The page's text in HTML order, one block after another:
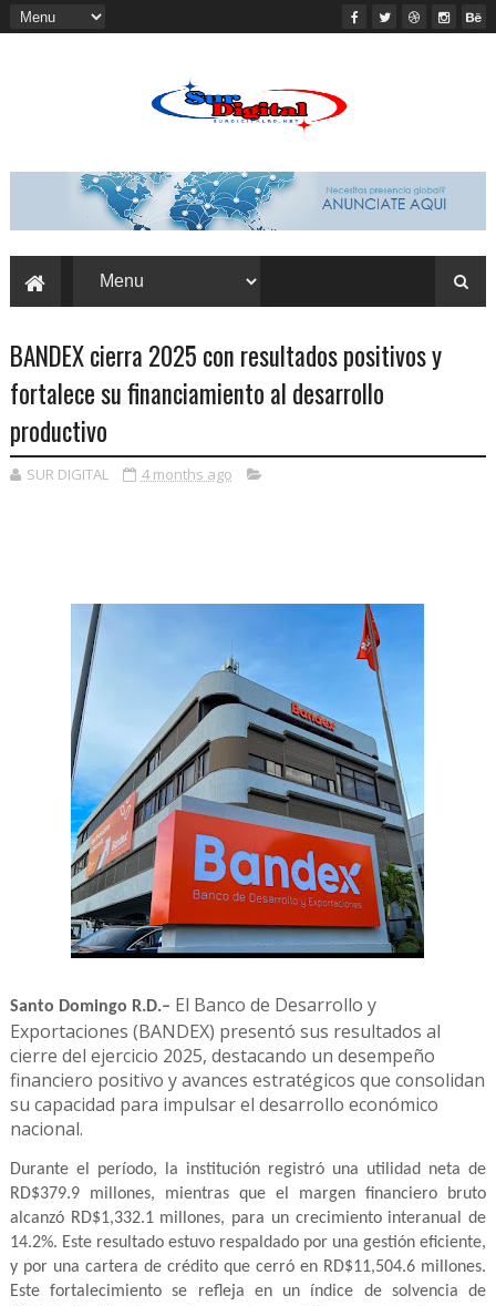
BANDEX cierra 2025 con resultados positivos y
fortalece su financiamiento al desarrollo
productivo
SUR DIGITAL 4 months ago
Santo Domingo R.D.– El Banco de Desarrollo y
Exportaciones (BANDEX) presentó sus resultados al
cierre del ejercicio 2025, destacando un desempeño
financiero positivo y avances estratégicos que consolidan
su capacidad para impulsar el desarrollo económico
nacional.
Durante el período, la institución registró una utilidad neta de
RD$379.9 millones, mientras que el margen financiero bruto
alcanzó RD$1,332.1 millones, para un crecimiento interanual de
14.2%. Este resultado estuvo respaldado por una gestión eficiente,
y por una cartera de crédito que cerró en RD$11,504.6 millones.
Este fortalecimiento se refleja en un índice de solvencia de